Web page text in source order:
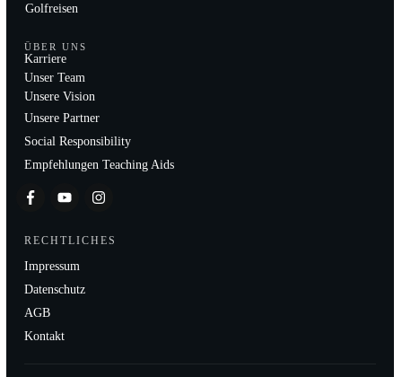
Golfreisen
ÜBER UNS
Karriere
Unser Team
Unsere Vision
Unsere Partner
Social Responsibility
Empfehlungen Teaching Aids
RECHTLICHES
Impressum
Datenschutz
AGB
Kontakt